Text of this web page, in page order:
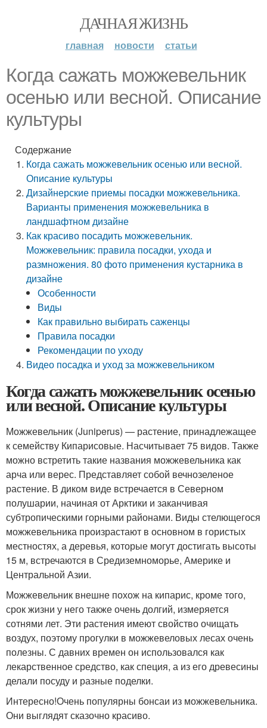
ДАЧНАЯ ЖИЗНЬ
главная новости статьи
Когда сажать можжевельник
осенью или весной. Описание
культуры
Содержание
Когда сажать можжевельник осенью или весной.
Описание культуры
Дизайнерские приемы посадки можжевельника.
Варианты применения можжевельника в
ландшафтном дизайне
Как красиво посадить можжевельник.
Можжевельник: правила посадки, ухода и
размножения. 80 фото применения кустарника в
дизайне
Особенности
Виды
Как правильно выбирать саженцы
Правила посадки
Рекомендации по уходу
Видео посадка и уход за можжевельником
Когда сажать можжевельник осенью
или весной. Описание культуры
Можжевельник (Juniperus) — растение, принадлежащее
к семейству Кипарисовые. Насчитывает 75 видов. Также
можно встретить такие названия можжевельника как
арча или верес. Представляет собой вечнозеленое
растение. В диком виде встречается в Северном
полушарии, начиная от Арктики и заканчивая
субтропическими горными районами. Виды стелющегося
можжевельника произрастают в основном в гористых
местностях, а деревья, которые могут достигать высоты
15 м, встречаются в Средиземноморье, Америке и
Центральной Азии.
Можжевельник внешне похож на кипарис, кроме того,
срок жизни у него также очень долгий, измеряется
сотнями лет. Эти растения имеют свойство очищать
воздух, поэтому прогулки в можжевеловых лесах очень
полезны. С давних времен он использовался как
лекарственное средство, как специя, а из его древесины
делали посуду и разные поделки.
Интересно!Очень популярны бонсаи из можжевельника.
Они выглядят сказочно красиво.